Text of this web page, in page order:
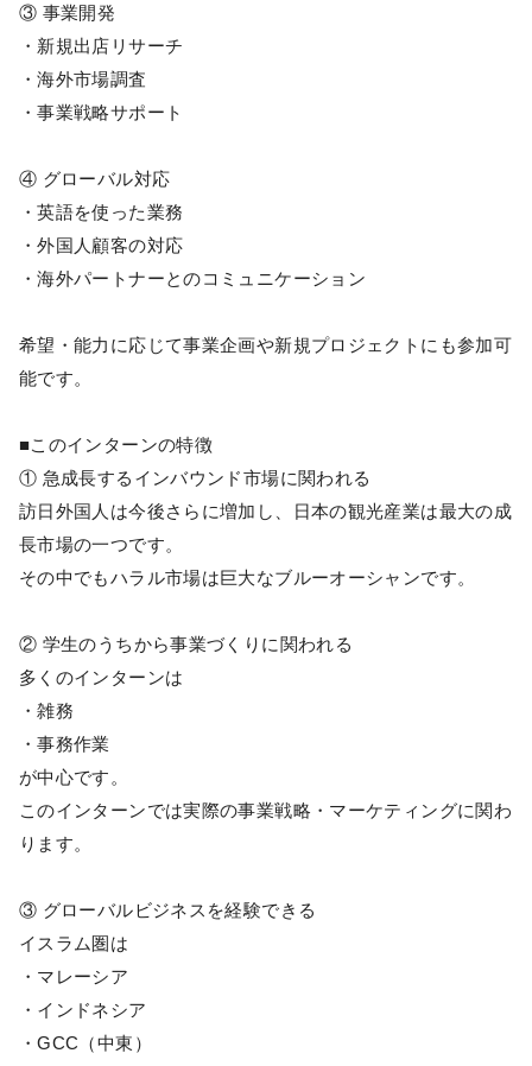
③ 事業開発
・新規出店リサーチ
・海外市場調査
・事業戦略サポート
④ グローバル対応
・英語を使った業務
・外国人顧客の対応
・海外パートナーとのコミュニケーション
希望・能力に応じて事業企画や新規プロジェクトにも参加可
能です。
■このインターンの特徴
① 急成長するインバウンド市場に関われる
訪日外国人は今後さらに増加し、日本の観光産業は最大の成
長市場の一つです。
その中でもハラル市場は巨大なブルーオーシャンです。
② 学生のうちから事業づくりに関われる
多くのインターンは
・雑務
・事務作業
が中心です。
このインターンでは実際の事業戦略・マーケティングに関わ
ります。
③ グローバルビジネスを経験できる
イスラム圏は
・マレーシア
・インドネシア
・GCC（中東）